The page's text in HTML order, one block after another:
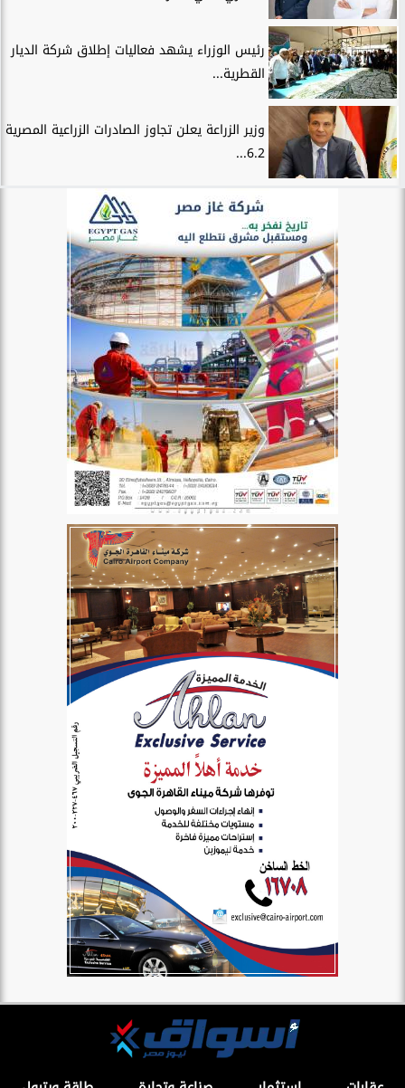
رئيس الوزراء يشهد فعاليات إطلاق شركة الديار
القطرية...
وزير الزراعة يعلن تجاوز الصادرات الزراعية المصرية
6.2...